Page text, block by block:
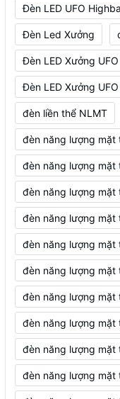
Đèn LED UFO
Đèn Led Xưởng
Đèn LED Xưởng
Đèn LED Xưởng
đèn liền thể NLMT
đèn năng lượng mặt
đèn năng lượng
đèn năng lượng mặt
đèn năng lượng mặt
đèn năng lượng mặt
đèn năng lượng mặt
đèn năng lượng mặt
đèn năng lượng mặt
đèn năng lượng mặt
đèn năng lượng mặt